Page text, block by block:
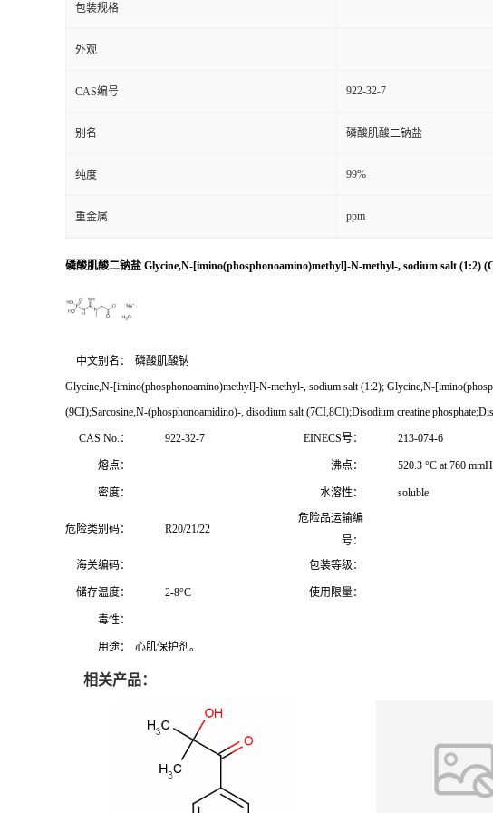
包装规格
外观
CAS编号 922-32-7
别名 磷酸肌酸二钠盐
纯度 99%
重金属 ppm
磷酸肌酸二钠盐 Glycine,N-[imino(phosphonoamino)methyl]-N-methyl-, sodium salt (1:2)
中文别名： 磷酸肌酸钠
Glycine,N-[imino(phosphonoamino)methyl]-N-methyl-, sodium salt (1:2); Glycine,N-
(9CI);Sarcosine,N-(phosphonoamidino)-, disodium salt (7CI,8CI);Disodium creatine
CAS No.： 922-32-7 EINECS号： 213-074-6
熔点：
沸点： 520.3 °C at 760
密度： 水溶性： soluble
危险类别码： R20/21/22
危险品运输编
号：
海关编码： 包装等级：
储存温度： 2-8°C 使用限量：
毒性：
用途： 心肌保护剂。
相关产品：